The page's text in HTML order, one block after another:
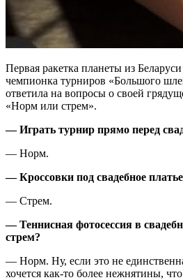
Первая ракетка планеты из
чемпионка турниров «Большого
ответила на вопросы о своей
«Норм или стрем».
— Играть турнир прямо перед
— Норм.
— Кроссовки под свадебное
— Стрем.
— Теннисная фотосессия в
стрем?
— Норм. Ну, если это не
хочется как-то более нежнятины,